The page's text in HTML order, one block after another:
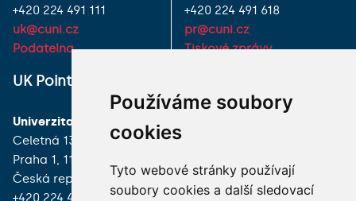
Používáme soubory
cookies
Tyto webové stránky používají
soubory cookies a další sledovací
+420 224 491 111
uk@cuni.cz
Podatelna
+420 224 491 618
pr@cuni.cz
Tiskové zprávy
UK Point
Univerzita Karlova
Celetná 13
Praha 1, 116 36
Česká republika
+420 224 491 850
JAK K NÁM?